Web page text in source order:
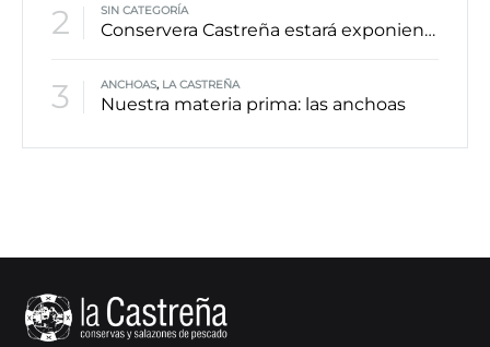
2 SIN CATEGORÍA
Conservera Castreña estará exponiendo en la feria SIAL PARIS 2024
3 ANCHOAS, LA CASTREÑA
Nuestra materia prima: las anchoas